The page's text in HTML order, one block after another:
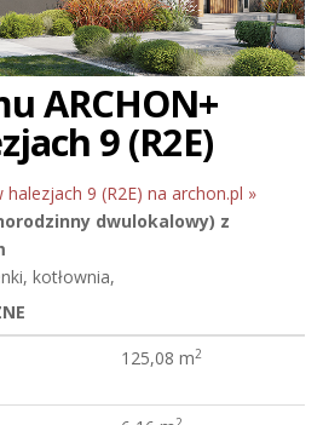
ARCHON+
9 (R2E)
9 (R2E) na archon.pl »
dwulokalowy) z
kotłownia,
125,08 m2